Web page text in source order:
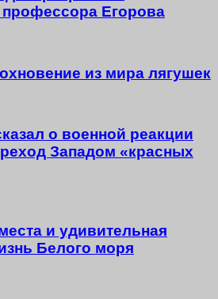
профессора Егорова
из мира лягушек
о военной реакции
Западом «красных
и удивительная
Белого моря